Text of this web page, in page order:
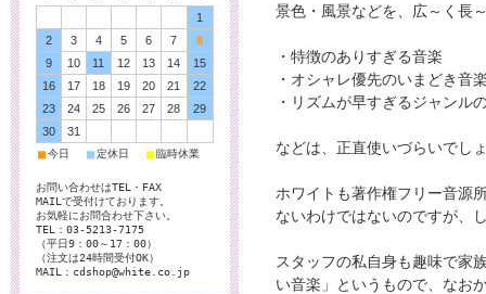
景色・風景などを、広～く長
・特徴のありすぎる音楽
・オシャレ優先のいまどき音
・リズムが早すぎるジャンル
などは、正直使いづらいでし
ホワイトも著作権フリー音源
ないわけではないのですが、
スタッフの私自身も趣味で家
い音楽」というもので、なお
1
2
3 4 5 6 7
8
9
10 11 12 13 14
15
16
17 18 19 20 21
22
23
24 25 26 27 28
29
30
31
■今日 ■ 定休日 ■臨時休業
お問い合わせはTEL・FAX
MAILで受付けております。
お気軽にお問合わせ下さい。
TEL：03-5213-7175
（平日9：00～17：00）
（注文は24時間受付OK）
MAIL：cdshop@white.co.jp